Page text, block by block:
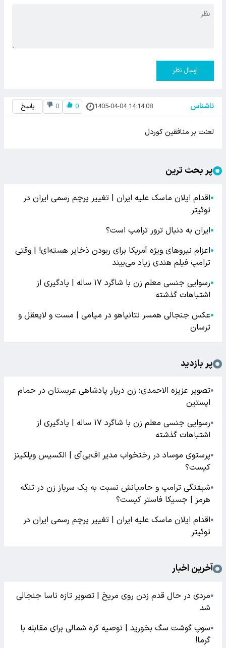
ارسال نظر
ناشناس 1405-04-04 14:14:08
0
0 پاسخ
لعنت بر منافقین کوردل
پر بحث ترین
●اقدام ایلان ماسک علیه ایران | تغییر پرچم رسمی ایران در
توئیتر
●ایران به دنبال ترور ترامپ است؟
●اعزام نیروهای ویژه آمریکا برای ربودن ذخایر هسته‌ای! | وقتی
ترامپ فیلم هندی زیاد می‌بیند
●
رسوایی جنسی معلم زن با شاگرد ۱۷ ساله | یادگیری از
اشتباهات گذشته
●عکس جنجالی همسر نتانیاهو در میامی | مست و لایعقل و
ترسان
پر بازدید
●تصویر عزیزه الاحمدی؛ زن دربار پادشاهی عربستان در حمام
اپستین
●
رسوایی جنسی معلم زن با شاگرد ۱۷ ساله | یادگیری از
اشتباهات گذشته
●پرستوی موساد در رختخواب مدیر اف‌بی‌آی | الکسیس ویلکینز
کیست؟
●شیفتگی ترامپ و حامیانش نسبت به یک سرباز زن در تنگه
هرمز | جسیکا فاستر کیست؟
●اقدام ایلان ماسک علیه ایران | تغییر پرچم رسمی ایران در
توئیتر
آخرین اخبار
●مردی در حال قدم زدن روی مریخ | تصویر تازه ناسا جنجالی
شد
●سوپ گوشت سگ بخورید | توصیه کره شمالی برای مقابله با
گرما!